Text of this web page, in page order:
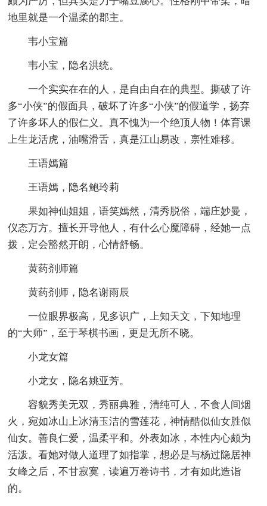
地里就是一个温柔的郡主。
韦小宝篇
韦小宝，隐名洪统。
一个实实在在的人，是自由自在的典型。撕破了许
多“小侠”的假面具，破坏了许多“小侠”的假道学，扬弃
了许多坏人的假仁义。真不愧为一个绝顶人物！体育课
上生龙活虎，油嘴滑舌，真是江山易改，禀性难移。
王语嫣篇
王语嫣，隐名鲍玲莉
果如神仙姐姐，语笑嫣然，清秀脱俗，端庄妙曼，
仪态万方。擅长开导他人，有什么心魔障碍，经她一点
拨，定会豁然开朗，心情舒畅。
黄药剂师篇
黄药剂师，隐名谢雨辰
一位眼界极高，见多识广，上知天文，下知地理
的“大师”，至于琴棋书画，更是无所不晓。
小龙女篇
小龙女，隐名姚亚芳。
容貌秀美无双，秀丽典雅，清纯可人，不食人间烟
火，宛如冰山上冰清玉洁的雪莲花，神情酷似仙女胜似
仙女。善良仁爱，温柔平和。外表如冰，本性内心颇为
活泼。看她对做人道理了如指掌，想必是与杨过隐居神
女峰之后，不甘寂寞，读遍万卷诗书，才有如此造诣
的。